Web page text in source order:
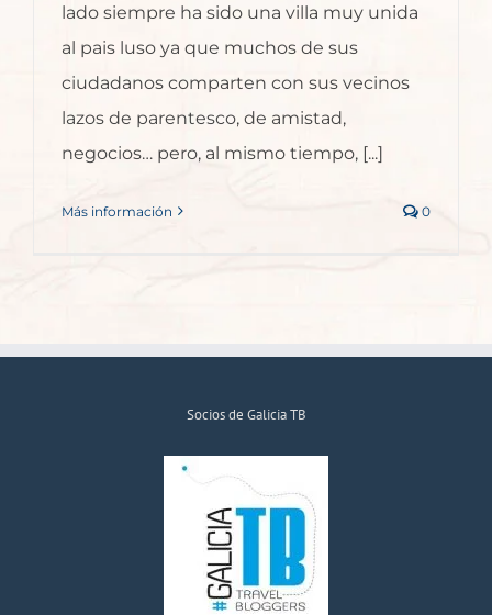
lado siempre ha sido una villa muy unida
al pais luso ya que muchos de sus
ciudadanos comparten con sus vecinos
lazos de parentesco, de amistad,
negocios… pero, al mismo tiempo, [...]
Más información 0
Socios de Galicia TB